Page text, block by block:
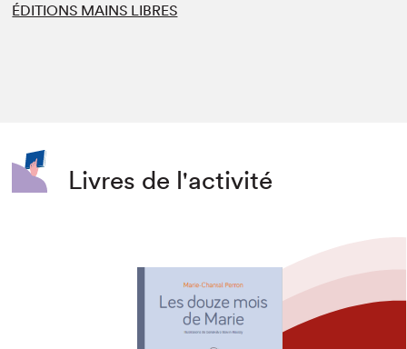
ÉDITIONS MAINS LIBRES
Livres de l'activité